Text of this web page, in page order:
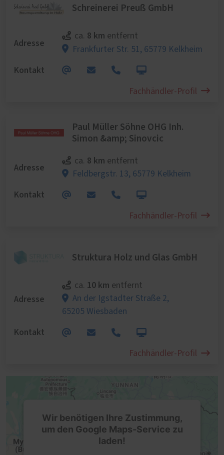
Schreinerei Preuß GmbH
Adresse
ca. 8 km entfernt
Frankfurter Str. 51, 65779 Kelkheim
Kontakt
Fachhändler-Profil
Paul Müller Söhne OHG Inh.
Simon &amp; Sinovcic
Adresse
ca. 8 km entfernt
Feldbergstr. 13, 65779 Kelkheim
Kontakt
Fachhändler-Profil
Struktura Holz und Glas GmbH
Adresse
ca. 10 km entfernt
An der Igstadter Straße 2,
65205 Wiesbaden
Kontakt
Fachhändler-Profil
Wir benötigen Ihre Zustimmung,
um den Google Maps-Service zu
laden!